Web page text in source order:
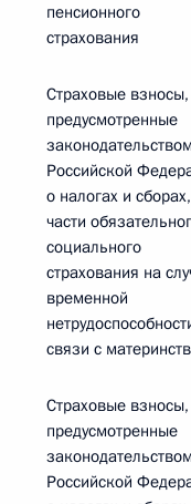
пенсионного
страхования
Страховые взносы,
предусмотренные
законодательством
Российской
о налогах и
части
социального
страхования на
временной
связи с
Страховые взносы,
предусмотренные
законодательством
Российской